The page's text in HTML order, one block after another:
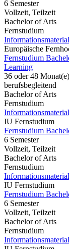
6 Semester
Vollzeit, Teilzeit
Bachelor of Arts
Fernstudium
Europäische
Fernstudium
Learning
36 oder 48 Monat(e)
berufsbegleitend
Bachelor of Arts
Fernstudium
IU Fernstudium
Fernstudium
6 Semester
Vollzeit, Teilzeit
Bachelor of Arts
Fernstudium
IU Fernstudium
Fernstudium
6 Semester
Vollzeit, Teilzeit
Bachelor of Arts
Fernstudium